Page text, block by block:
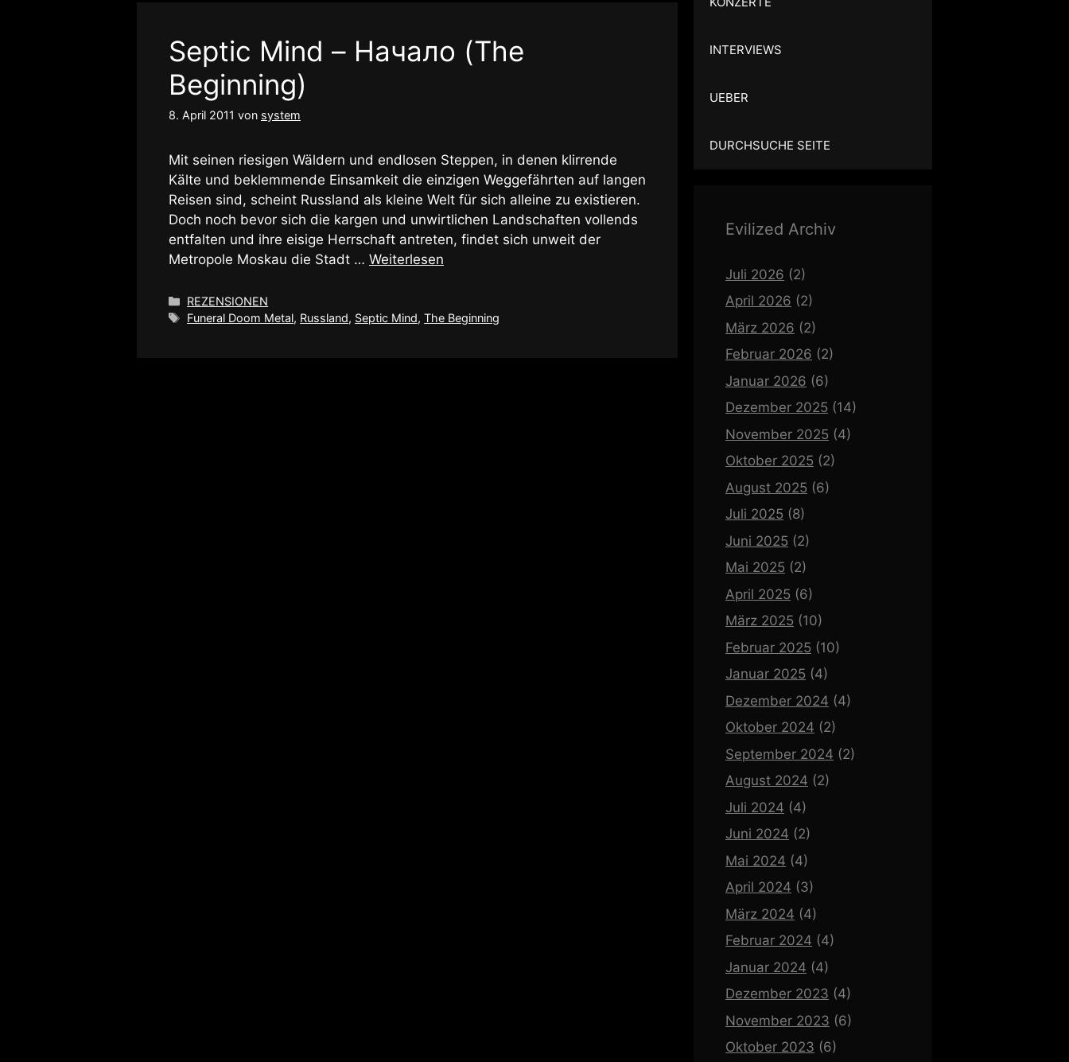
Septic Mind – Начало (The
Beginning)
8. April 2011 von system
Mit seinen riesigen Wäldern und endlosen Steppen, in denen klirrende
Kälte und beklemmende Einsamkeit die einzigen Weggefährten auf langen
Reisen sind, scheint Russland als kleine Welt für sich alleine zu existieren.
Doch noch bevor sich die kargen und unwirtlichen Landschaften vollends
entfalten und ihre eisige Herrschaft antreten, findet sich unweit der
Metropole Moskau die Stadt … Weiterlesen
Kategorien
REZENSIONEN
Schlagwörter
Funeral Doom Metal, Russland, Septic Mind,The Beginning
INTERVIEWS
UEBER
DURCHSUCHE SEITE
Evilized Archiv
Juli 2026 (2)
April 2026 (2)
März 2026 (2)
Februar 2026 (2)
Januar 2026 (6)
Dezember 2025 (14)
November 2025 (4)
Oktober 2025 (2)
August 2025 (6)
Juli 2025 (8)
Juni 2025 (2)
Mai 2025 (2)
April 2025 (6)
März 2025 (10)
Februar 2025 (10)
Januar 2025 (4)
Dezember 2024 (4)
Oktober 2024 (2)
September 2024 (2)
August 2024 (2)
Juli 2024 (4)
Juni 2024 (2)
Mai 2024 (4)
April 2024 (3)
März 2024 (4)
Februar 2024 (4)
Januar 2024 (4)
Dezember 2023 (4)
November 2023 (6)
Oktober 2023 (6)